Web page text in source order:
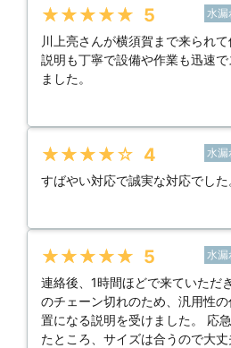
★★★★★ 5 水
川上亮さんが横須賀まで来られて
説明も丁寧で設備や作業も迅速
ました。
★★★★★ 4 水
すばやい対応で誠実な対応でした
★★★★★ 5 水
連絡後、1時間ほどで来ていただ
のチェーン切れのため、汎用性
置になる説明を受けました。 応
たところ、サイズは合うので大